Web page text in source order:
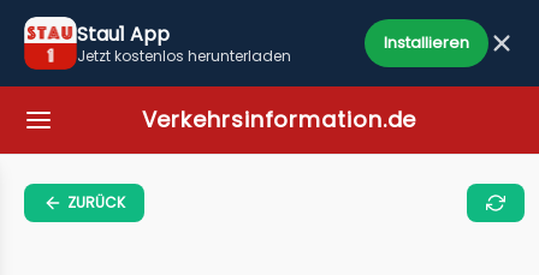
Stau1 App
Jetzt kostenlos herunterladen
Installieren
Verkehrsinformation.de
ZURÜCK